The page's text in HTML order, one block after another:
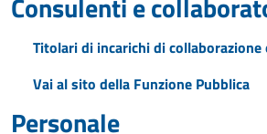
Titolari di incarichi di collaborazione
Vai al sito della Funzione Pubblica
Personale